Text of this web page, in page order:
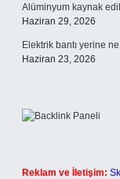
Alüminyum kaynak
Haziran 29, 2026
Elektrik bantı yerine
Haziran 23, 2026
Reklam ve İletişim: